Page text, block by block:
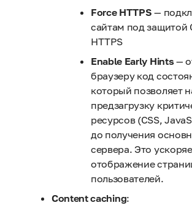
Force HTTPS —
сайтам под защитой
HTTPS
Enable Early Hints—
браузеру код
который позволяет
предзагрузку
ресурсов (CSS,
до получения
сервера. Это
отображение
пользователей.
Content caching: